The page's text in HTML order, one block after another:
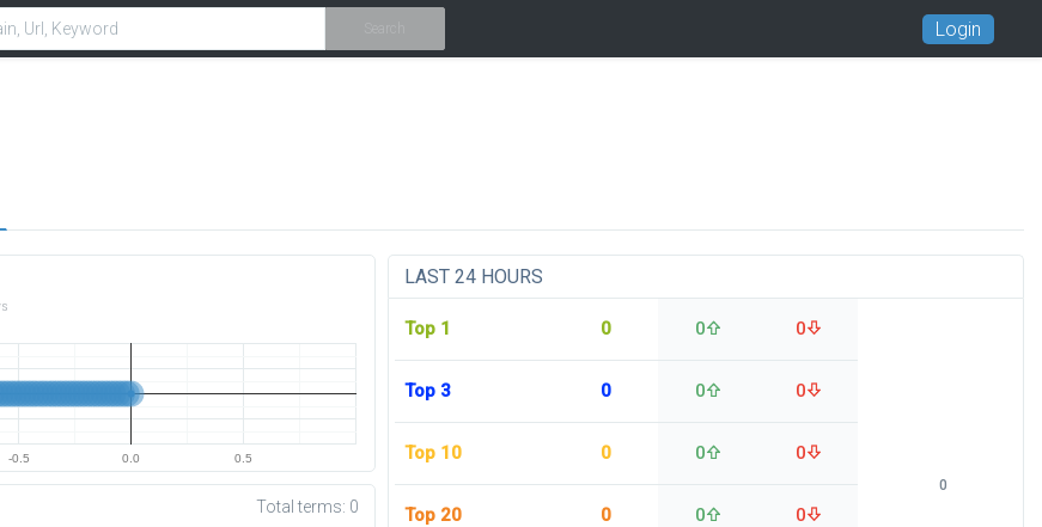
Login
-0.5 0.0 0.5
Total terms: 0
LAST 24 HOURS
Top 1 0 0 0
Top 3 0 0 0
Top 10 0 0 0
Top 20 0 0 0
0